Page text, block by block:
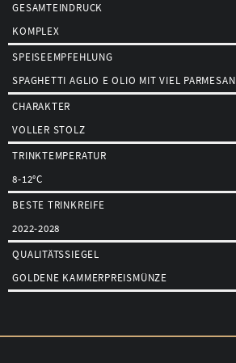
GESAMTEINDRUCK
KOMPLEX
SPEISEEMPFEHLUNG
SPAGHETTI AGLIO E OLIO MIT VIEL PARMESAN
CHARAKTER
VOLLER STOLZ
TRINKTEMPERATUR
8-12°C
BESTE TRINKREIFE
2022-2028
QUALITÄTSSIEGEL
GOLDENE KAMMERPREISMÜNZE